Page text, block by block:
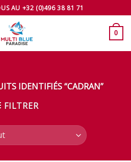
AU +32 (0)496 38 81 71
0
IDENTIFIÉS “CADRAN”
FILTRER